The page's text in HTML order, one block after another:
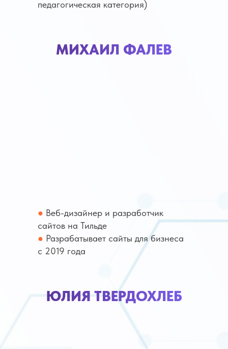
педагогическая категория)
МИХАИЛ ФАЛЕВ
● Веб-дизайнер и разработчик
сайтов на Тильде
● Разрабатывает сайты для бизнеса
с 2019 года
ЮЛИЯ ТВЕРДОХЛЕБ